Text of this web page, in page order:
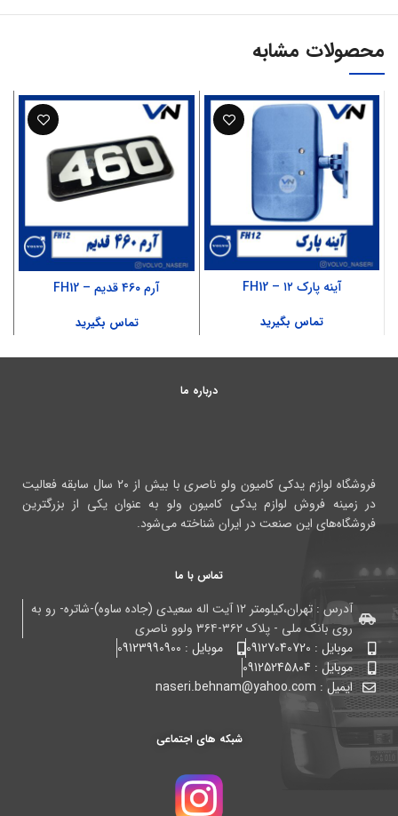
محصولات مشابه
آینه پارک ۱۲ – FH12
تماس بگیرید
آرم ۴۶۰ قدیم – FH12
تماس بگیرید
درباره ما
فروشگاه لوازم یدکی کامیون ولو ناصری با بیش از ۲۰ سال سابقه فعالیت
در زمینه فروش لوازم یدکی کامیون ولو به عنوان یکی از بزرگترین
فروشگاه‌های این صنعت در ایران شناخته می‌شود.
تماس با ما
آدرس : تهران،کیلومتر ۱۲ آیت اله سعیدی (جاده ساوه)-شاتره- رو به
روی بانک ملی - پلاک ۳۶۲-۳۶۴ ولوو ناصری
موبایل : 09127040720
موبایل : 09123990900
موبایل : 09125245804
ایمیل : naseri.behnam@yahoo.com
شبکه های اجتماعی